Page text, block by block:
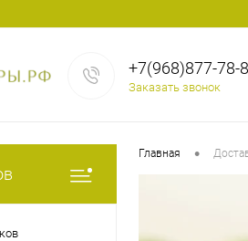
+7(968)877-78-
Заказать звонок
Главная •